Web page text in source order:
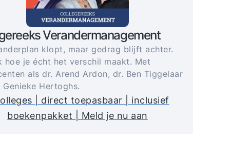
Verandermanagement
klopt, maar gedrag blijft achter.
hoe je écht het verschil maakt. Met
als dr. Arend Ardon, dr. Ben Tiggelaar
Genieke Hertoghs.
| direct toepasbaar | inclusief
boekenpakket | Meld je nu aan